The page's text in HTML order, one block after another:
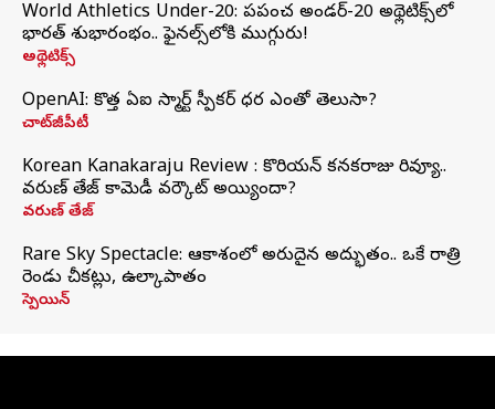
World Athletics Under-20: ప్రపంచ అండర్-20 అథ్లెటిక్స్‌లో
భారత్‌ శుభారంభం.. ఫైనల్స్‌లోకి ముగ్గురు!
అథ్లెటిక్స్
OpenAI: కొత్త ఏఐ స్మార్ట్ స్పీకర్ ధర ఎంతో తెలుసా?
చాట్‌జీపీటీ
Korean Kanakaraju Review : కొరియన్ కనకరాజు రివ్యూ..
వరుణ్ తేజ్ కామెడీ వర్కౌట్ అయ్యిందా?
వరుణ్ తేజ్
Rare Sky Spectacle: ఆకాశంలో అరుదైన అద్భుతం.. ఒకే రాత్రి
రెండు చీకట్లు, ఉల్కాపాతం
స్పెయిన్